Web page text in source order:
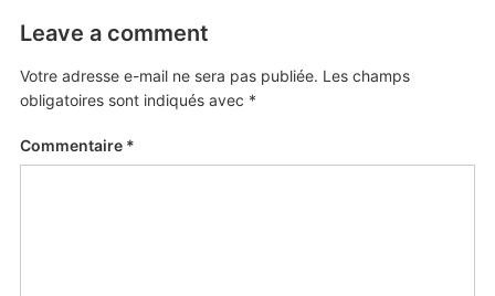
Leave a comment
Votre adresse e-mail ne sera pas publiée. Les champs
obligatoires sont indiqués avec *
Commentaire *